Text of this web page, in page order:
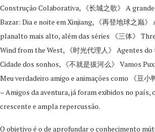
Construção Colaborativa, 《长城之歌》 A grande
Bazar: Dia e noite em Xinjiang, 《再登地球之巅》
planalto mais alto, além das séries 《三体》
Wind from the West, 《时光代理人》 Agentes do
Cidade dos sonhos, 《不就是拔河么》 Vamos
Meu verdadeiro amigo e animações como 《豆小
– Amigos da aventura, já foram exibidos no país,
crescente e ampla repercussão.
O objetivo é o de aprofundar o conhecimento